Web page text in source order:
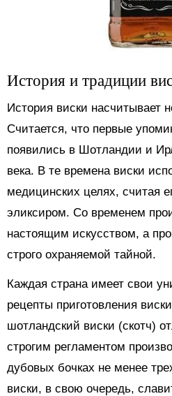
История и традиции
История виски насчитывает
Считается, что первые
появились в Шотландии и
века. В те времена виски
медицинских целях, считая
эликсиром. Со временем
настоящим искусством, а
строго охраняемой тайной.
Каждая страна имеет свои
рецепты приготовления
шотландский виски (скотч)
строгим регламентом
дубовых бочках не менее
виски, в свою очередь,